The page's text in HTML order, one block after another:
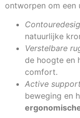
ontworpen om een
natuurlijke
Verstelbare
de hoogte en
comfort.
Active
beweging en